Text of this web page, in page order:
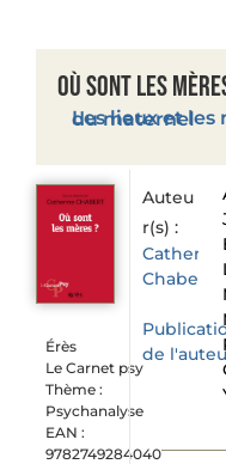
Où sont les
Les lieux et les moments du maternel
Érès
Le Carnet psy
Thème :
Psychanalyse
EAN :
9782749284040
Auteu
r(s) :
Chabert
de